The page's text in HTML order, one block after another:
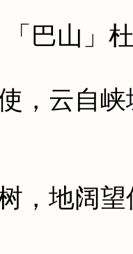
巴山」
云自峡
地阔望